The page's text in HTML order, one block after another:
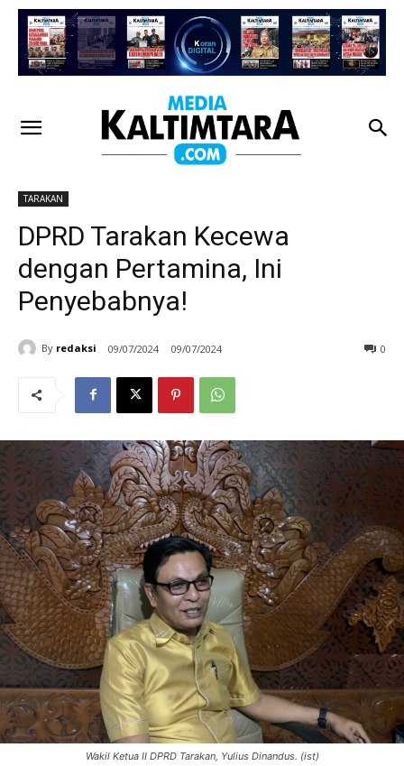
TARAKAN
DPRD Tarakan Kecewa
dengan Pertamina, Ini
Penyebabnya!
By redaksi 09/07/2024 09/07/2024 0
Wakil Ketua II DPRD Tarakan, Yulius Dinandus. (ist)